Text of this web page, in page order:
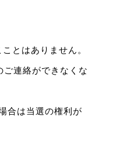
とはありません。
ご連絡ができなくな
合は当選の権利が